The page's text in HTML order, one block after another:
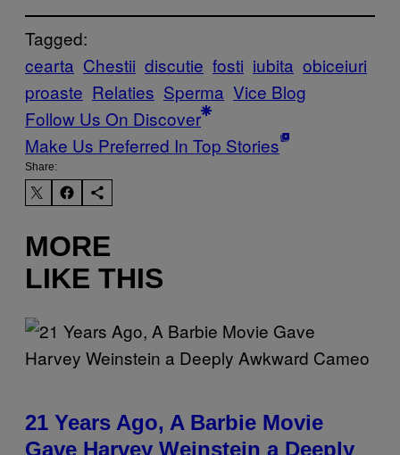
Tagged:
cearta Chestii discutie fosti iubita obiceiuri
proaste Relaties Sperma Vice Blog
Follow Us On Discover
Make Us Preferred In Top Stories
Share:
MORE
LIKE THIS
21 Years Ago, A Barbie Movie
Gave Harvey Weinstein a Deeply